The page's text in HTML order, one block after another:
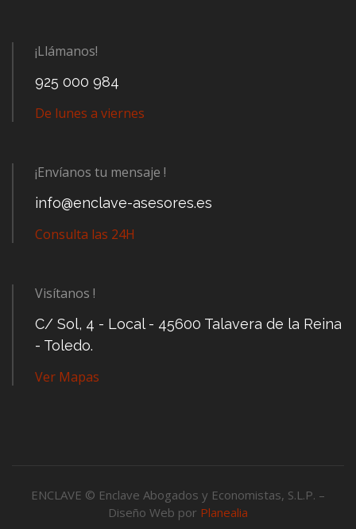
¡Llámanos!
925 000 984
De lunes a viernes
¡Envíanos tu mensaje !
info@enclave-asesores.es
Consulta las 24H
Visítanos !
C/ Sol, 4 - Local - 45600 Talavera de la Reina
- Toledo.
Ver Mapas
ENCLAVE © Enclave Abogados y Economistas, S.L.P. –
Diseño Web por Planealia